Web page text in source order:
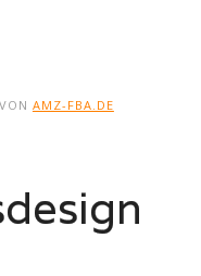
VON AMZ-FBA.DE